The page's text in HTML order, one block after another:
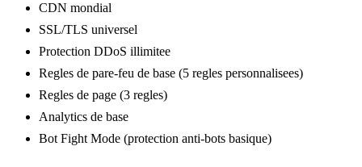
CDN mondial
SSL/TLS universel
Protection DDoS illimitee
Regles de pare-feu de base (5 regles personnalisees)
Regles de page (3 regles)
Analytics de base
Bot Fight Mode (protection anti-bots basique)